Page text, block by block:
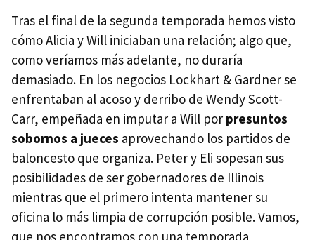
Tras el final de la segunda temporada hemos visto
cómo Alicia y Will iniciaban una relación; algo que,
como veríamos más adelante, no duraría
demasiado. En los negocios Lockhart & Gardner se
enfrentaban al acoso y derribo de Wendy Scott-
Carr, empeñada en imputar a Will por presuntos
sobornos a jueces aprovechando los partidos de
baloncesto que organiza. Peter y Eli sopesan sus
posibilidades de ser gobernadores de Illinois
mientras que el primero intenta mantener su
oficina lo más limpia de corrupción posible. Vamos,
que nos encontramos con una temporada